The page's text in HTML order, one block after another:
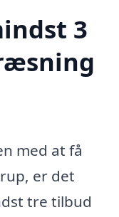
3
med at få
er det
tre tilbud